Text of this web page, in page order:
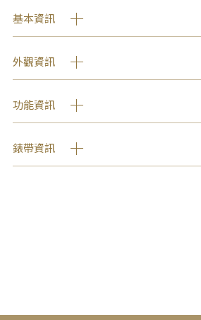
基本資訊
外觀資訊
功能資訊
錶帶資訊